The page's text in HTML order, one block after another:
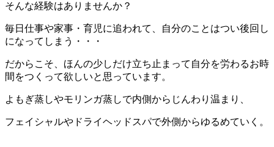
そんな経験はありませんか？
毎日仕事や家事・育児に追われて、自分のことはつい後回し
になってしまう・・・
だからこそ、ほんの少しだけ立ち止まって自分を労わるお時
間をつくって欲しいと思っています。
よもぎ蒸しやモリンガ蒸しで内側からじんわり温まり、
フェイシャルやドライヘッドスパで外側からゆるめていく。